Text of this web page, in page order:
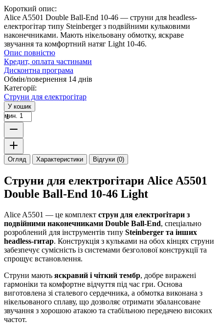
Короткий опис:
Alice A5501 Double Ball-End 10-46 — струни для headless-
електрогітар типу Steinberger з подвійними кульковими
наконечниками. Мають нікельовану обмотку, яскраве
звучання та комфортний натяг Light 10-46.
Опис повністю
Кредит, оплата частинами
Дисконтна програма
Обмін/повернення 14 днів
Категорії:
Струни для електрогітар
У кошик
мин. 1
Огляд Характеристики Відгуки (0)
Струни для електрогітари Alice A5501
Double Ball-End 10-46 Light
Alice A5501 — це комплект струн для електрогітари з
подвійними наконечниками Double Ball-End, спеціально
розроблений для інструментів типу Steinberger та інших
headless-гитар. Конструкція з кульками на обох кінцях струни
забезпечує сумісність із системами безголової конструкції та
спрощує встановлення.
Струни мають яскравий і чіткий тембр, добре виражені
гармоніки та комфортне відчуття під час гри. Основа
виготовлена зі сталевого сердечника, а обмотка виконана з
нікельованого сплаву, що дозволяє отримати збалансоване
звучання з хорошою атакою та стабільною передачею високих
частот.